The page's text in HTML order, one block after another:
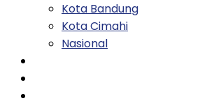
Kota Bandung
Kota Cimahi
Nasional